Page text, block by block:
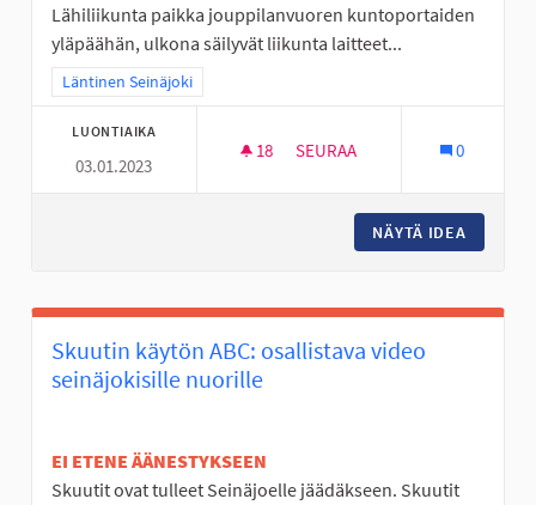
Lähiliikunta paikka jouppilanvuoren kuntoportaiden
yläpäähän, ulkona säilyvät liikunta laitteet...
Rajaa tulokset teeman mukaan: Läntinen Seinäjoki
Läntinen Seinäjoki
LUONTIAIKA
03.01.2023
18 18 SEURAAJAA
SEURAA 0
NÄYTÄ IDEA
Skuutin käytön ABC: osallistava video
seinäjokisille nuorille
EI ETENE ÄÄNESTYKSEEN
Skuutit ovat tulleet Seinäjoelle jäädäkseen. Skuutit